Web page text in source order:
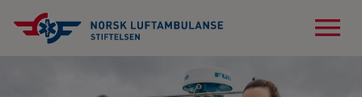
menu